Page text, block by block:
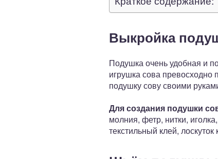
Выкройка
Подушка очень удобная и
игрушка сова
подушку сову своими
Для создания подушки
молния, фетр, нитки,
текстильный клей,